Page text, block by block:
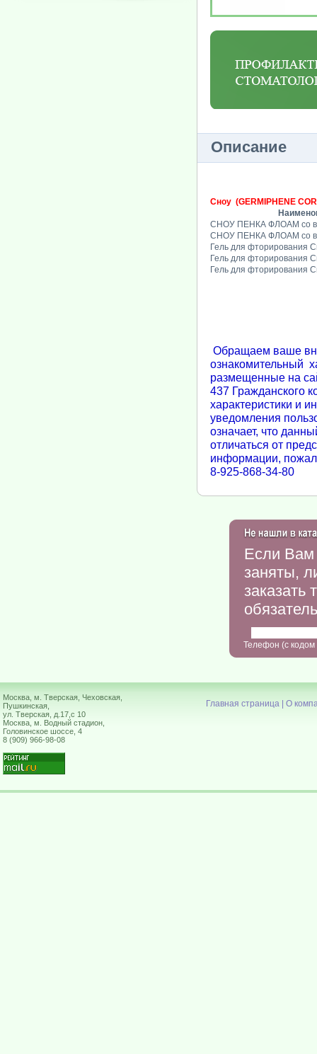
Описание
Сноу (GERMIPHENE
СНОУ ПЕНКА ФЛОАМ со
СНОУ ПЕНКА ФЛОАМ со
Гель для фторирования
Гель для фторирования
Гель для фторирования
Обращаем ваше
ознакомительный
размещенные на
437 Гражданского
характеристики и
уведомления
означает, что
отличаться от
информации,
8-925-868-34-80
Если Вам
заняты,
заказать
Телефон (с кодом
Москва, м. Тверская, Чеховская,
Пушкинская,
ул. Тверская, д.17,с 10
Москва, м. Водный стадион,
Головинское шоссе, 4
8 (909) 966-98-08
Главная страница| О